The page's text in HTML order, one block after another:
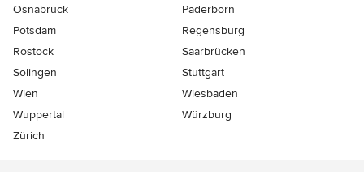
Osnabrück
Paderborn
Potsdam
Regensburg
Rostock
Saarbrücken
Solingen
Stuttgart
Wien
Wiesbaden
Wuppertal
Würzburg
Zürich